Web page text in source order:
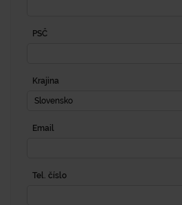
PSČ
Krajina
Slovensko
Email
Tel. číslo